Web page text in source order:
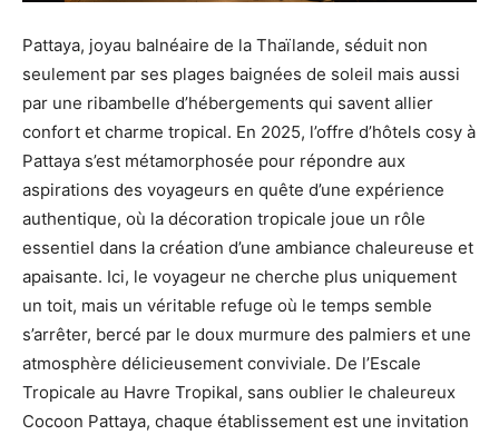
Pattaya, joyau balnéaire de la Thaïlande, séduit non
seulement par ses plages baignées de soleil mais aussi
par une ribambelle d’hébergements qui savent allier
confort et charme tropical. En 2025, l’offre d’hôtels cosy à
Pattaya s’est métamorphosée pour répondre aux
aspirations des voyageurs en quête d’une expérience
authentique, où la décoration tropicale joue un rôle
essentiel dans la création d’une ambiance chaleureuse et
apaisante. Ici, le voyageur ne cherche plus uniquement
un toit, mais un véritable refuge où le temps semble
s’arrêter, bercé par le doux murmure des palmiers et une
atmosphère délicieusement conviviale. De l’Escale
Tropicale au Havre Tropikal, sans oublier le chaleureux
Cocoon Pattaya, chaque établissement est une invitation